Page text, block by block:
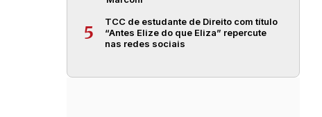
5
TCC de estudante de Direito com título
“Antes Elize do que Eliza” repercute
nas redes sociais